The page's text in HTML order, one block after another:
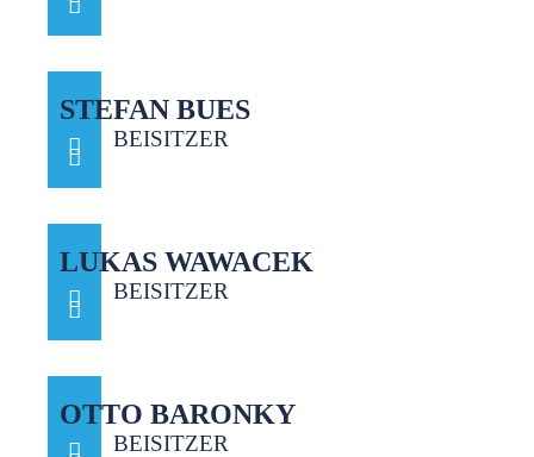
STEFAN BUES
BEISITZER
LUKAS WAWACEK
BEISITZER
OTTO BARONKY
BEISITZER